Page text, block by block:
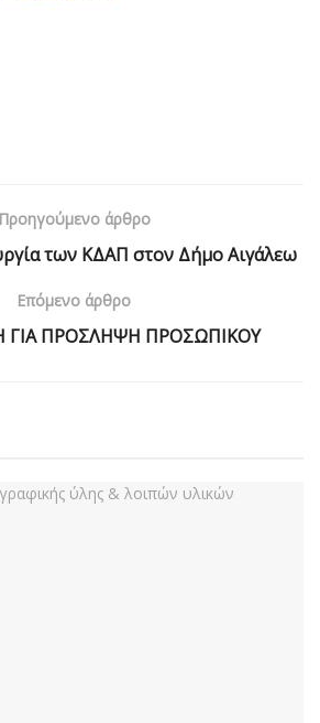
Προηγούμενο άρθρο
των ΚΔΑΠ στον Δήμο Αιγάλεω
Επόμενο άρθρο
ΓΙΑ ΠΡΟΣΛΗΨΗ ΠΡΟΣΩΠΙΚΟΥ